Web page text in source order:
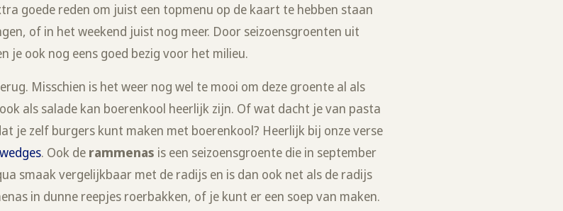
goede reden om juist een topmenu op de kaart te hebben staan
of in het weekend juist nog meer. Door seizoensgroenten uit
je ook nog eens goed bezig voor het milieu.
Misschien is het weer nog wel te mooi om deze groente al als
als salade kan boerenkool heerlijk zijn. Of wat dacht je van pasta
je zelf burgers kunt maken met boerenkool? Heerlijk bij onze verse
. Ook de rammenas is een seizoensgroente die in september
smaak vergelijkbaar met de radijs en is dan ook net als de radijs
in dunne reepjes roerbakken, of je kunt er een soep van maken.